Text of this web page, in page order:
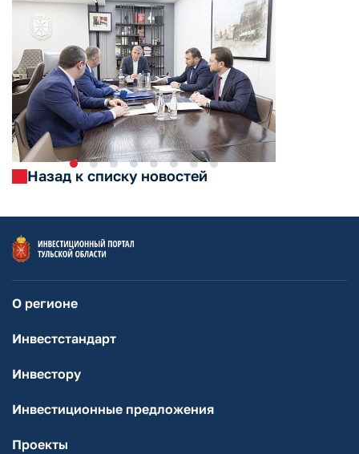
Назад к списку новостей
О регионе
Инвестстандарт
Инвестору
Инвестиционные предложения
Проекты